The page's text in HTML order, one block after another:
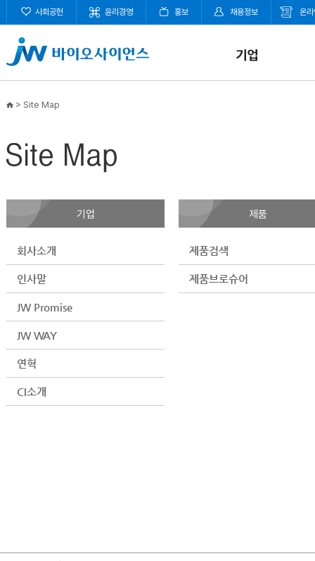
사회공헌 윤리경영 홍보 채용정보 온
> Site Map
기업
회사소개
인사말
JW Promise
JW WAY
연혁
CI소개
제품
제품검색
제품브로슈어